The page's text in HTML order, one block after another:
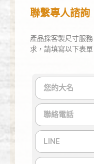
聯繫專人諮詢
產品採客製尺寸服
求，請填寫以下表